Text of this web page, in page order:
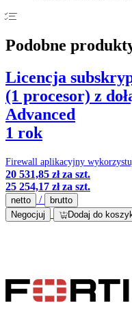
Podobne
Licencja
(1 procesor) z
Advanced
1 rok
Firewall aplikacyjny
20 531,85 złza szt.
25 254,17 złza szt.
netto /
brutto
Negocjuj
Dodaj do